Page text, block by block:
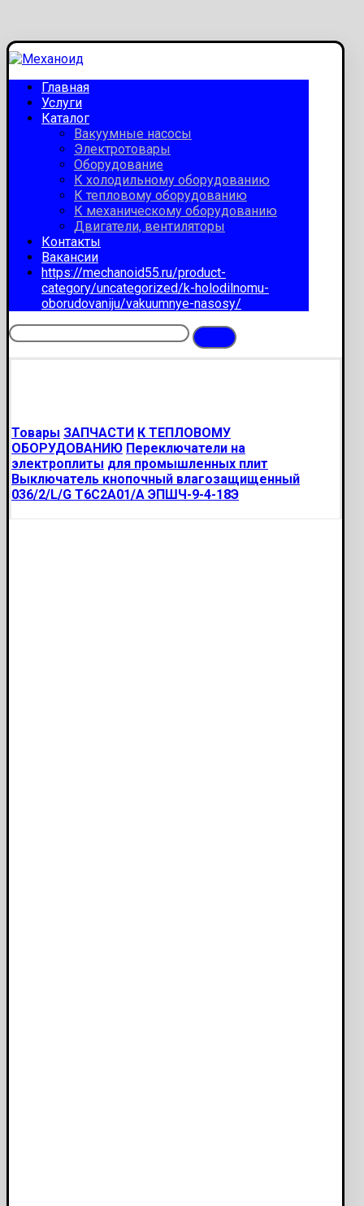
Главная
Услуги
Каталог
Вакуумные насосы
Электротовары
Оборудование
К холодильному оборудованию
К тепловому оборудованию
К механическому оборудованию
Двигатели, вентиляторы
Контакты
Вакансии
https://mechanoid55.ru/product-
category/uncategorized/k-holodilnomu-
oborudovaniju/vakuumnye-nasosy/
Товары ЗАПЧАСТИ К ТЕПЛОВОМУ
ОБОРУДОВАНИЮ Переключатели на
электроплиты для промышленных плит
Выключатель кнопочный влагозащищенный
036/2/L/G T6C2A01/A ЭПШЧ-9-4-18Э